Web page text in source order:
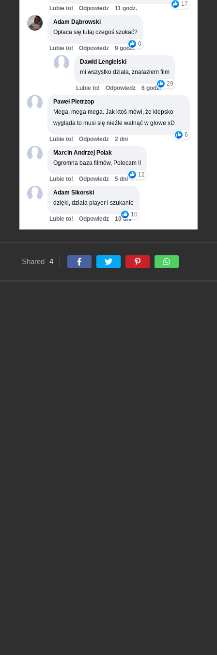
17
Lubie to! Odpowiedz
11 godz.
Adam Dąbrowski
Opłaca się tutaj czegoś szukać?
0
Lubie to! Odpowiedz
9 godz.
Dawid Lengielski
mi wszystko działa, znalazłem film
29
Lubie to! Odpowiedz
6 godz.
Paweł Pietrzop
Mega, mega mega. Jak ktoś mówi, że kiepsko
wygląda to musi się nieźle walnąć w głowe xD
6
Lubie to! Odpowiedz
2 dni
Marcin Andrzej Polak
Ogromna baza filmów, Polecam !!
12
Lubie to! Odpowiedz
5 dni
Adam Sikorski
dzięki, działa player i szukanie
10
Lubie to! Odpowiedz 10 dni
Shared 4